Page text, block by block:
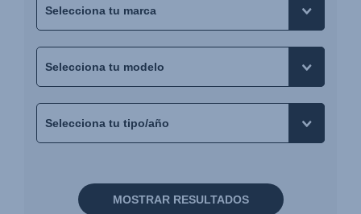
MOSTRAR RESULTADOS